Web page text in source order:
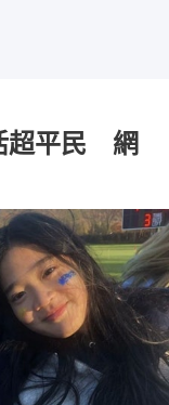
超平民 網